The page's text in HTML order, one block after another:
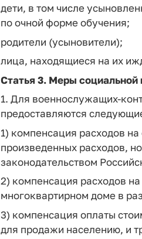
дети, в том числе
по очной форме обучения;
родители (усыновители);
лица, находящиеся на их
Статья 3. Меры социальной
1. Для военнослужащих-
предоставляются
1) компенсация расходов
произведенных расходов,
законодательством
2) компенсация расходов
многоквартирном доме в
3) компенсация оплаты
для продажи населению, и